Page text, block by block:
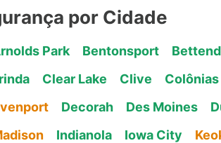
por Cidade
Park Bentonsport
Clear Lake Clive Colônias
Decorah Des Moines
Indianola Iowa City